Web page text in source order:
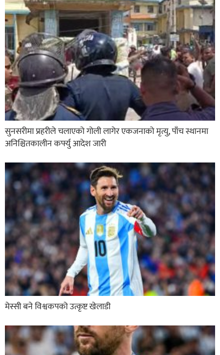
सुनसरीमा प्रहरीले चलाएको गोली लागेर एकजनाको मृत्यु, पाँच स्थानमा
अनिश्चितकालीन कर्फ्यु आदेश जारी
मेस्सी बने विश्वकपको उत्कृष्ट खेलाडी